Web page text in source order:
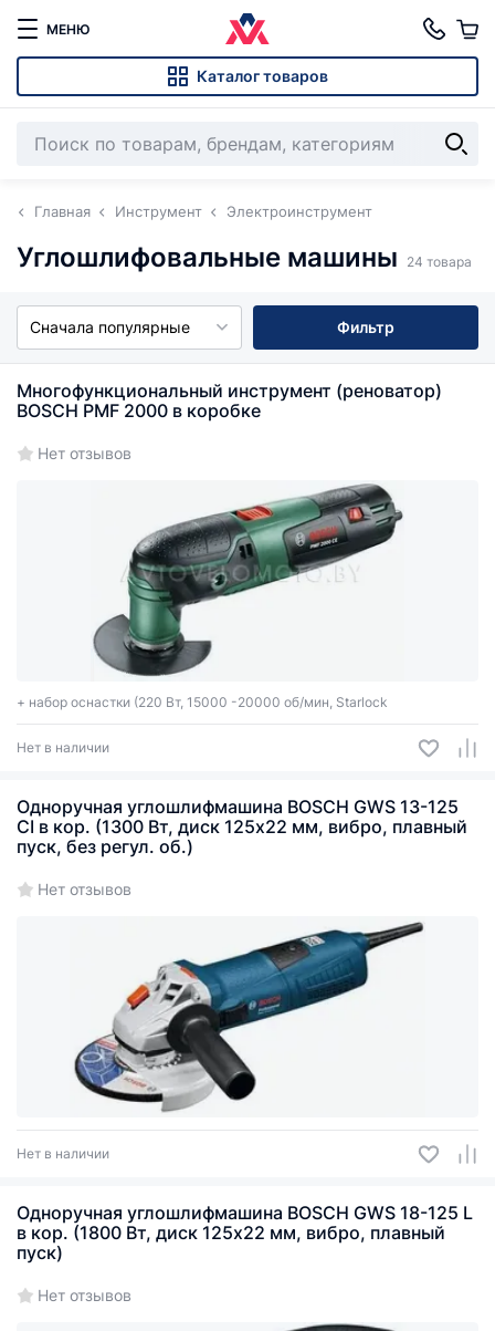
МЕНЮ
Каталог товаров
Главная Инструмент Электроинструмент
Углошлифовальные машины 24 товара
Сначала популярные Фильтр
Многофункциональный инструмент (реноватор)
BOSCH PMF 2000 в коробке
Нет отзывов
+ набор оснастки (220 Вт, 15000 -20000 об/мин, Starlock
Нет в наличии
Одноручная углошлифмашина BOSCH GWS 13-125
CI в кор. (1300 Вт, диск 125х22 мм, вибро, плавный
пуск, без регул. об.)
Нет отзывов
Нет в наличии
Одноручная углошлифмашина BOSCH GWS 18-125 L
в кор. (1800 Вт, диск 125х22 мм, вибро, плавный
пуск)
Нет отзывов